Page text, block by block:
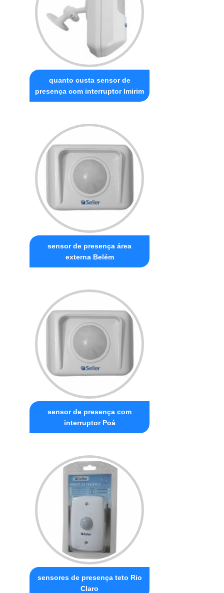
quanto custa sensor de
presença com interruptor Imirim
sensor de presença área
externa Belém
sensor de presença com
interruptor Poá
sensores de presença teto Rio
Claro